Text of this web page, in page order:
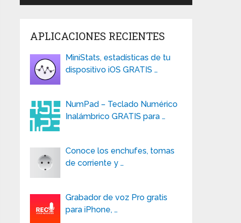
APLICACIONES RECIENTES
MiniStats, estadísticas de tu
dispositivo iOS GRATIS …
NumPad – Teclado Numérico
Inalámbrico GRATIS para …
Conoce los enchufes, tomas
de corriente y …
Grabador de voz Pro gratis
para iPhone, …